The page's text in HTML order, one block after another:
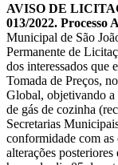
AVISO DE
013/2022. Processo
Municipal de São
Permanente de
dos interessados que
Tomada de Preços,
Global, objetivando a
de gás de cozinha
Secretarias
conformidade com as
alterações